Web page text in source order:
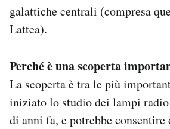
galattiche centrali (compresa
Lattea).
Perché è una scoperta
La scoperta è tra le più
iniziato lo studio dei lampi
di anni fa, e potrebbe